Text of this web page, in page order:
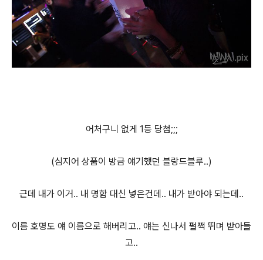
어처구니 없게 1등 당첨;;;
(심지어 상품이 방금 얘기했던 블랑드블루..)
근데 내가 이거.. 내 명함 대신 넣은건데.. 내가 받아야 되는데..
이름 호명도 얘 이름으로 해버리고.. 얘는 신나서 펄쩍 뛰며 받아들
고..